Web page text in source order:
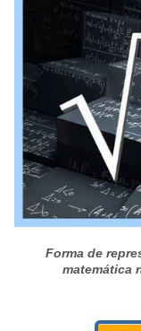
Forma de
matemática